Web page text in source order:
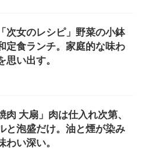
次女のレシピ」野菜の小鉢
定食ランチ。家庭的な味わ
思い出す。
肉 大扇」肉は仕入れ次第、
と泡盛だけ。油と煙が染み
わい深い。